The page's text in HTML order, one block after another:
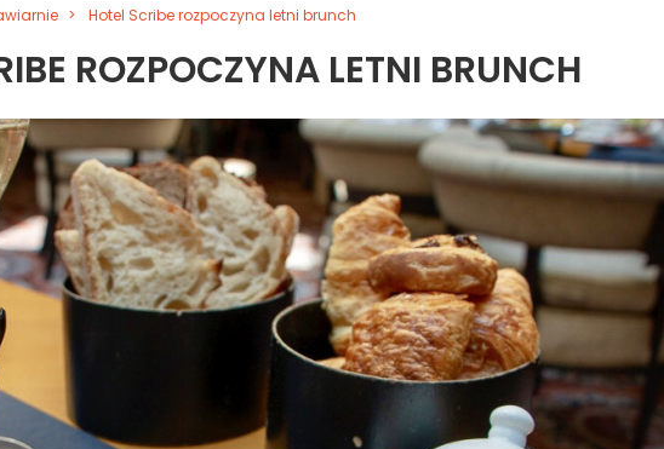
Hotel Scribe rozpoczyna letni brunch
ROZPOCZYNA LETNI BRUNCH